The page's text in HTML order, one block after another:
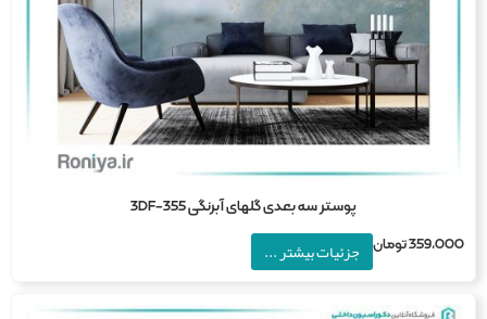
پوستر سه بعدی گلهای آبرنگی 3DF-355
تومان جزئیات بیشتر ...